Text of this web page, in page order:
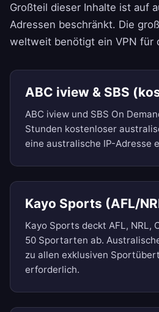
Großteil dieser Inhalte ist auf
Adressen beschränkt. Die
weltweit benötigt ein VPN für
ABC iview & SBS
ABC iview und SBS On
Stunden kostenloser
eine australische IP-Adresse
Kayo Sports (AFL/
Kayo Sports deckt AFL, NRL,
50 Sportarten ab.
zu allen exklusiven
erforderlich.